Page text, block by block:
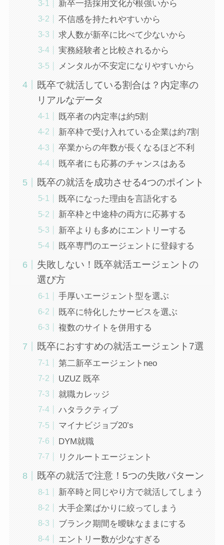
新卒一括採用文化が根強いから
不信感を持たれやすいから
求人数が新卒に比べて少ないから
実務経験者と比較されるから
メンタルが不安定になりやすいから
既卒で就活している割合は？内定率の
リアルなデータ
既卒者の内定率は約5割
新卒枠で受け入れている企業は約7割
卒業からの年数が長くなるほど不利
既卒者にも応募のチャンスはある
既卒の就活を成功させる4つのポイント
既卒になった理由を言語化する
新卒枠と中途枠の両方に応募する
新卒よりも多めにエントリーする
既卒専門のエージェントに登録する
失敗しない！既卒就活エージェントの
選び方
手厚いエージェント型を選ぶ
既卒に特化したサービスを選ぶ
複数のサイトを併用する
既卒におすすめの就活エージェント7選
第二新卒エージェントneo
UZUZ 既卒
就職カレッジ
ハタラクティブ
マイナビジョブ20’s
DYM就職
リクルートエージェント
既卒の就活で注意！5つの失敗パターン
新卒時と同じやり方で就活してしまう
大手企業ばかりに絞ってしまう
ブランク期間を曖昧なままにする
エントリー数が少なすぎる